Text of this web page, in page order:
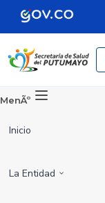
MenÃº
Inicio
La Entidad